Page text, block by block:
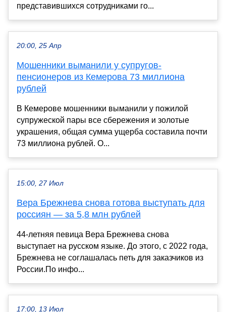
представившихся сотрудниками го...
20:00, 25 Апр
Мошенники выманили у супругов-
пенсионеров из Кемерова 73 миллиона
рублей
В Кемерове мошенники выманили у пожилой
супружеской пары все сбережения и золотые
украшения, общая сумма ущерба составила почти
73 миллиона рублей. О...
15:00, 27 Июл
Вера Брежнева снова готова выступать для
россиян — за 5,8 млн рублей
44-летняя певица Вера Брежнева снова
выступает на русском языке. До этого, с 2022 года,
Брежнева не соглашалась петь для заказчиков из
России.По инфо...
17:00, 13 Июл